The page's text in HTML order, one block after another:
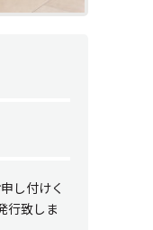
し付けく
行致しま